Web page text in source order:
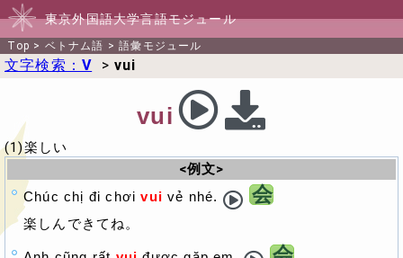
東京外国語大学言語モジュール
Top > ベトナム語 >語彙モジュール
文字検索： V >vui
vui
(1)楽しい
<例文>
Chúc chị đi chơivui vẻ nhé. 会
楽しんできてね。